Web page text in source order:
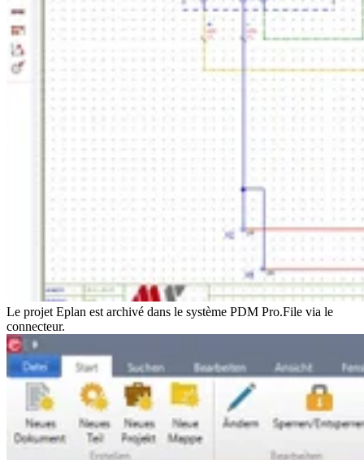
Le projet Eplan est archivé dans le système PDM Pro.File via le
connecteur.